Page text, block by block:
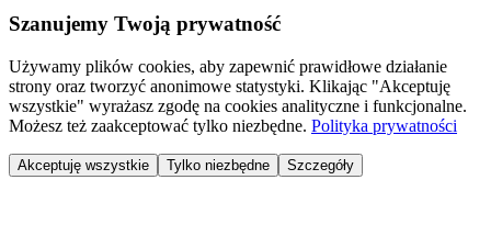
Szanujemy Twoją prywatność
Używamy plików cookies, aby zapewnić prawidłowe działanie
strony oraz tworzyć anonimowe statystyki. Klikając "Akceptuję
wszystkie" wyrażasz zgodę na cookies analityczne i funkcjonalne.
Możesz też zaakceptować tylko niezbędne. Polityka prywatności
Akceptuję wszystkie Tylko niezbędne Szczegóły